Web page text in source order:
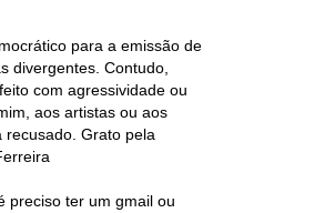
para a emissão de
divergentes. Contudo,
com agressividade ou
aos artistas ou aos
recusado. Grato pela
preciso ter um gmail ou